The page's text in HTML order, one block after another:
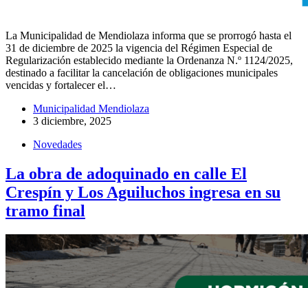
La Municipalidad de Mendiolaza informa que se prorrogó hasta el
31 de diciembre de 2025 la vigencia del Régimen Especial de
Regularización establecido mediante la Ordenanza N.º 1124/2025,
destinado a facilitar la cancelación de obligaciones municipales
vencidas y fortalecer el…
Municipalidad Mendiolaza
3 diciembre, 2025
Novedades
La obra de adoquinado en calle El
Crespín y Los Aguiluchos ingresa en su
tramo final